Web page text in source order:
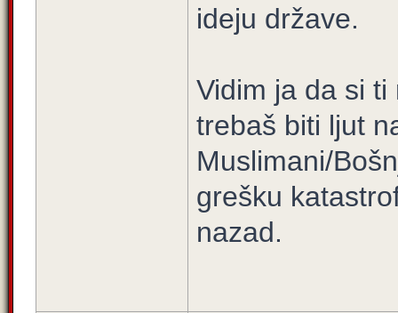
ideju države.
Vidim ja da si
trebaš biti ljut
Muslimani/
grešku
nazad.